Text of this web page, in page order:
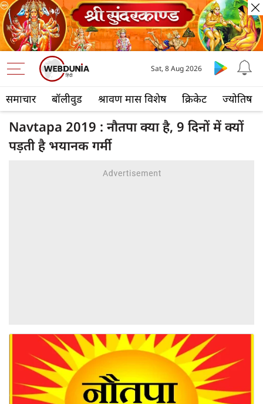
समाचार बॉलीवुड श्रावण मास विशेष क्रिकेट ज्योतिष
Sat, 8 Aug 2026
Navtapa 2019 : नौतपा क्या है, 9 दिनों में क्यों
पड़ती है भयानक गर्मी